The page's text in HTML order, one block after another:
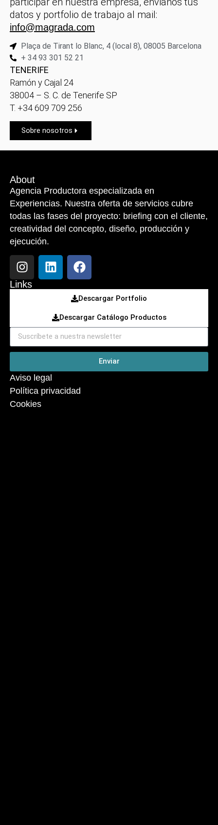
datos y portfolio de trabajo al mail:
info@magrada.com
Plaça de Tirant lo Blanc, 4 (local 8), 08005 Barcelona
+ 34 93 301 52 21
TENERIFE
Ramón y Cajal 24
38004 – S. C. de Tenerife SP
T. +34 609 709 256
Sobre nosotros
About
Agencia Productora especializada en
Experiencias. Nuestra oferta de servicios cubre
todas las fases del proyecto: briefing con el cliente,
creatividad del concepto, diseño, producción y
ejecución.
Links
Descargar Portfolio
Descargar Catálogo Productos
Enviar
Aviso legal
Política privacidad
Cookies